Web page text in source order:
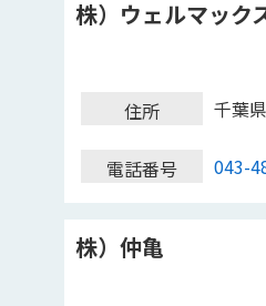
株）ウェルマック
住所 千葉
電話番号 043-
株）仲亀